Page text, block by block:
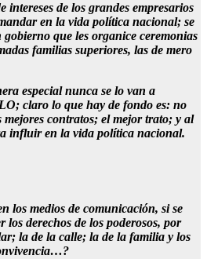
de los grandes empresarios
en la vida política nacional; se
que les organice ceremonias
familias superiores, las de mero
especial nunca se lo van a
claro lo que hay de fondo es: no
contratos; el mejor trato; y al
influir en la vida política nacional.
los medios de comunicación, si se
los derechos de los poderosos, por
la de la calle; la de la familia y los